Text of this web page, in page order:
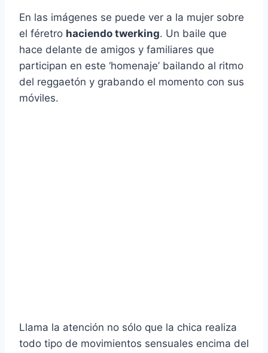
En las imágenes se puede ver a la mujer sobre
el féretro haciendo twerking. Un baile que
hace delante de amigos y familiares que
participan en este ‘homenaje’ bailando al ritmo
del reggaetón y grabando el momento con sus
móviles.
Llama la atención no sólo que la chica realiza
todo tipo de movimientos sensuales encima del